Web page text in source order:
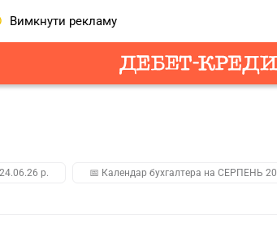
Вимкнути рекламу
р. 📅 Календар бухгалтера на СЕРПЕНЬ